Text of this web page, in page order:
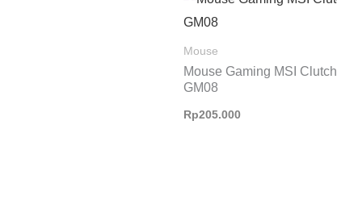
Mouse
Mouse Gaming MSI Clutch
GM08
Rp205.000